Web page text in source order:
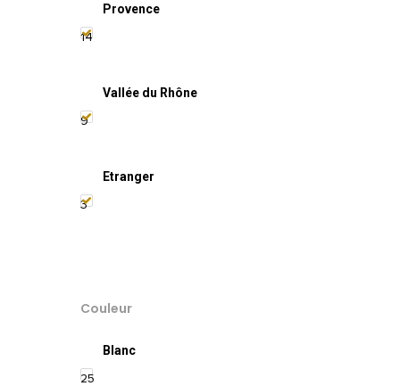
Provence
14
Vallée du Rhône
9
Etranger
3
Couleur
Blanc
25